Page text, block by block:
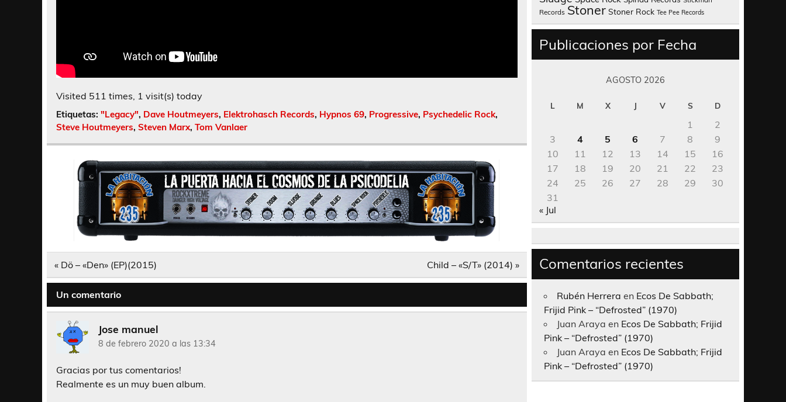
Visited 511 times, 1 visit(s) today
Etiquetas: "Legacy", Dave Houtmeyers, Elektrohasch Records, Hypnos 69, Progressive, Psychedelic Rock,
Steve Houtmeyers, Steven Marx, Tom Vanlaer
Navegación
entradas
« Dö – «Den» (EP)(2015) Child – «S/T» (2014) »
Un comentario
Jose manuel
8 de febrero 2020 a las 13:34
Gracias por tus comentarios!
Realmente es un muy buen album.
Records Stoner Stoner Rock Tee Pee Records
Publicaciones por Fecha
AGOSTO 2026
L M X J V S D
1
2
3
4 5 6 7 8
9
10
11 12 13 14 15
16
17
18 19 20 21 22
23
24
25 26 27 28 29
30
31
« Jul
Comentarios recientes
Rubén Herrera en Ecos De Sabbath;
Frijid Pink – “Defrosted” (1970)
Juan Araya en Ecos De Sabbath; Frijid
Pink – “Defrosted” (1970)
Juan Araya en Ecos De Sabbath; Frijid
Pink – “Defrosted” (1970)